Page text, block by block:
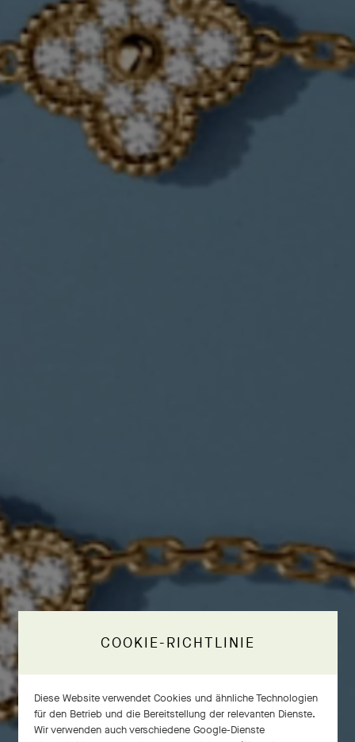
COOKIE-RICHTLINIE
Diese Website verwendet Cookies und ähnliche Technologien
für den Betrieb und die Bereitstellung der relevanten Dienste.
Wir verwenden auch verschiedene Google-Dienste